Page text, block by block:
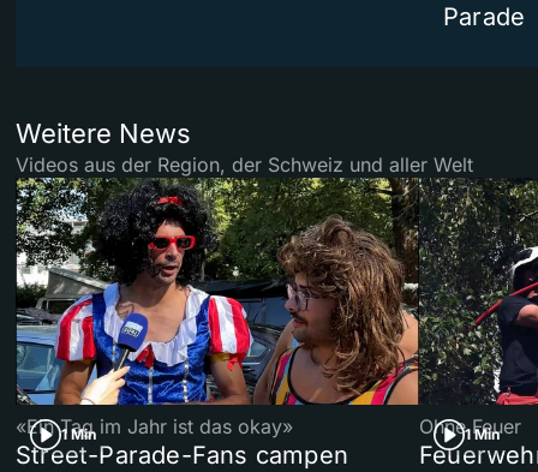
Parade
Weitere News
Videos aus der Region, der Schweiz und aller Welt
1 Min
«Ein Tag im Jahr ist das okay»
Street-Parade-Fans campen
1 Min
Ohne Feuer